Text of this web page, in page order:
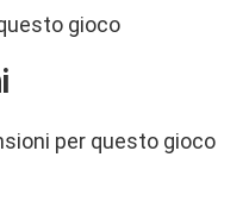
gioco
per questo gioco